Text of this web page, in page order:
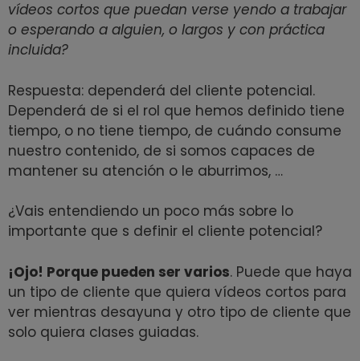
vídeos cortos que puedan verse yendo a trabajar
o esperando a alguien, o largos y con práctica
incluida?
Respuesta: dependerá del cliente potencial.
Dependerá de si el rol que hemos definido tiene
tiempo, o no tiene tiempo, de cuándo consume
nuestro contenido, de si somos capaces de
mantener su atención o le aburrimos, …
¿Vais entendiendo un poco más sobre lo
importante que s definir el cliente potencial?
¡Ojo! Porque pueden ser varios. Puede que haya
un tipo de cliente que quiera vídeos cortos para
ver mientras desayuna y otro tipo de cliente que
solo quiera clases guiadas.